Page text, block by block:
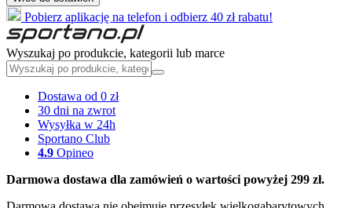
Pobierz aplikację na telefon i odbierz 40 zł rabatu!
Wyszukaj po produkcie, kategorii lub marce
Dostawa od 0 zł
30 dni na zwrot
Wysyłka w 24h
Sportano Club
4.9 Opineo
Darmowa dostawa dla zamówień o wartości powyżej 299 zł.